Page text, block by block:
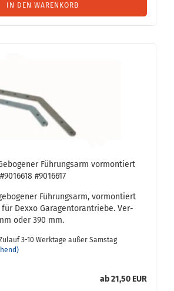
IN DEN WARENKORB
Füh­rungs­arm vor­mon­tiert
#9016617
Füh­rungs­arm, vor­mon­tiert
für Dexxo Ga­ra­gen­tor­an­trie­be. Ver­
oder 390 mm.
3-10 Werktage außer Samstag
ab 21,50 EUR